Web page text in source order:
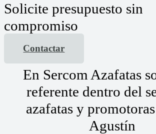
Solicite presupuesto sin
compromiso
Contactar
En Sercom Azafatas
referente dentro del
azafatas y
Agustín